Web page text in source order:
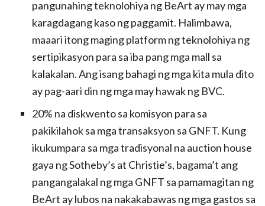
pangunahing teknolohiya ng BeArt ay may mga
karagdagang kaso ng paggamit. Halimbawa,
maaari itong maging platform ng teknolohiya ng
sertipikasyon para sa iba pang mga mall sa
kalakalan. Ang isang bahagi ng mga kita mula dito
ay pag-aari din ng mga may hawak ng BVC.
20% na diskwento sa komisyon para sa
pakikilahok sa mga transaksyon sa GNFT. Kung
ikukumpara sa mga tradisyonal na auction house
gaya ng Sotheby’s at Christie’s, bagama’t ang
pangangalakal ng mga GNFT sa pamamagitan ng
BeArt ay lubos na nakakabawas ng mga gastos sa